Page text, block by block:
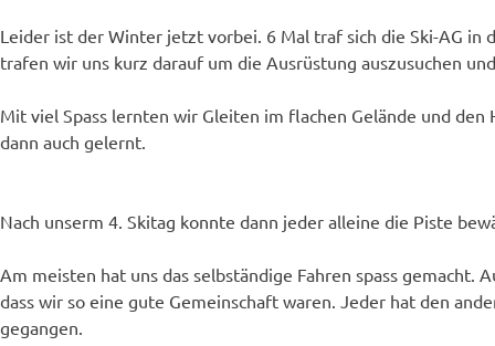
Leider ist der Winter jetzt vorbei. 6 Mal traf sich die Ski-AG
trafen wir uns kurz darauf um die Ausrüstung auszusuchen
Mit viel Spass lernten wir Gleiten im flachen Gelände und
dann auch gelernt.
Nach unserm 4. Skitag konnte dann jeder alleine die Piste
Am meisten hat uns das selbständige Fahren spass gemacht.
dass wir so eine gute Gemeinschaft waren. Jeder hat den
gegangen.